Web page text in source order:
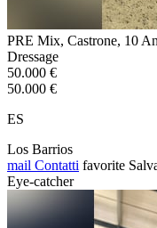
PRE Mix, Castrone, 10
Dressage
50.000 €
50.000 €
ES
Los Barrios
mail Contatti favorite
Eye-catcher